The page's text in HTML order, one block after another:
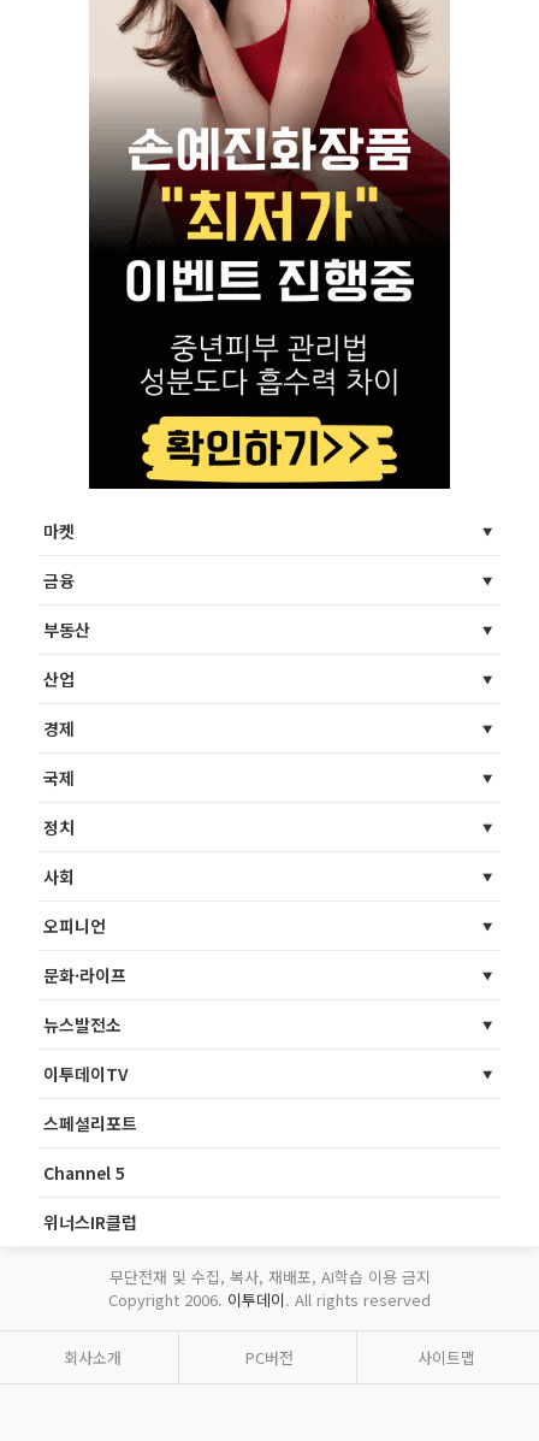
마켓
금융
부동산
산업
경제
국제
정치
사회
오피니언
문화·라이프
뉴스발전소
이투데이TV
스페셜리포트
Channel 5
위너스IR클럽
무단전재 및 수집, 복사, 재배포, AI학습 이용 금지
Copyright 2006. 이투데이. All rights reserved
회사소개 PC버전 사이트맵